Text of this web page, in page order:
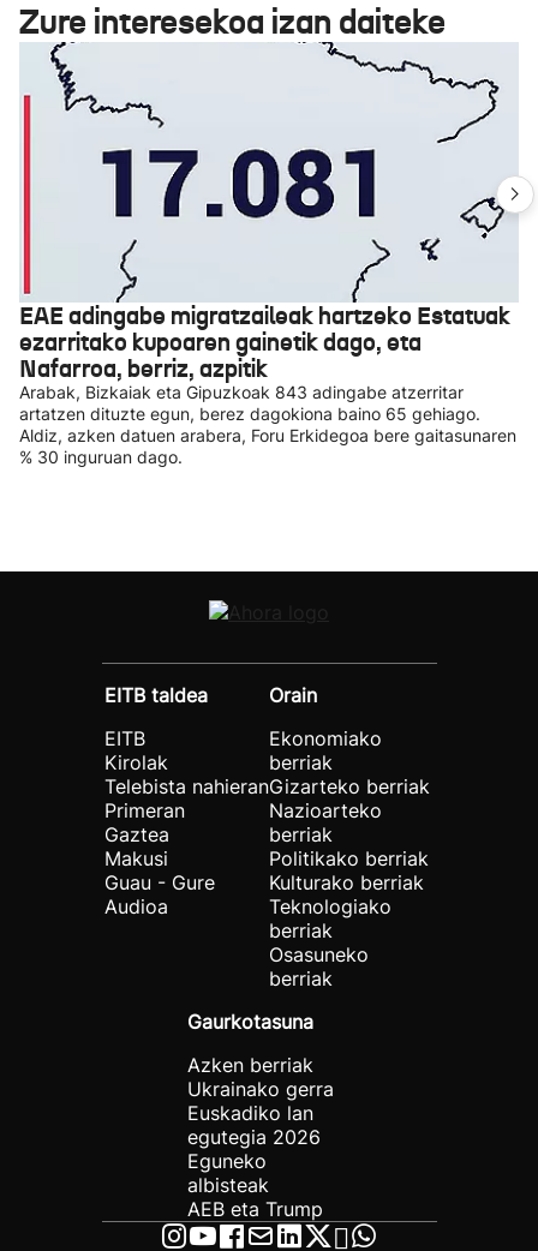
Zure interesekoa izan daiteke
EAE adingabe migratzaileak hartzeko Estatuak
ezarritako kupoaren gainetik dago, eta
Nafarroa, berriz, azpitik
Arabak, Bizkaiak eta Gipuzkoak 843 adingabe atzerritar
artatzen dituzte egun, berez dagokiona baino 65 gehiago.
Aldiz, azken datuen arabera, Foru Erkidegoa bere gaitasunaren
% 30 inguruan dago.
EITB taldea
EITB
Kirolak
Telebista nahieran
Primeran
Gaztea
Makusi
Guau - Gure
Audioa
Orain
Ekonomiako
berriak
Gizarteko berriak
Nazioarteko
berriak
Politikako berriak
Kulturako berriak
Teknologiako
berriak
Osasuneko
berriak
Gaurkotasuna
Azken berriak
Ukrainako gerra
Euskadiko lan
egutegia 2026
Eguneko
albisteak
AEB eta Trump